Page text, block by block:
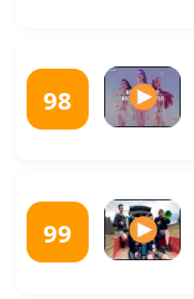
98
99